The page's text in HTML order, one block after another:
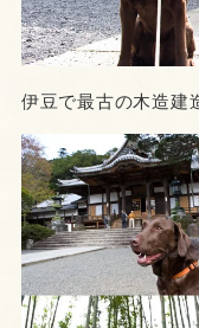
伊豆で最古の木造建